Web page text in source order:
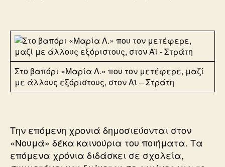
Στο βαπόρι «Μαρία Λ.» που τον μετέφερε, μαζί
με άλλους εξόριστους, στον Αϊ – Στράτη
Την επόμενη χρονιά δημοσιεύονται στον
«Νουμά» δέκα καινούρια του ποιήματα. Τα
επόμενα χρόνια διδάσκει σε σχολεία,